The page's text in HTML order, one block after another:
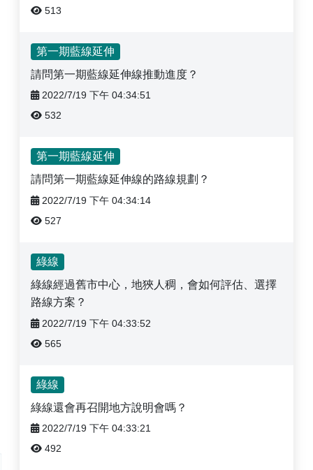
常見問題-列表
513
第一期藍線延伸
請問第一期藍線延伸線推動進度？
2022/7/19 下午 04:34:51
532
第一期藍線延伸
請問第一期藍線延伸線的路線規劃？
2022/7/19 下午 04:34:14
527
綠線
綠線經過舊市中心，地狹人稠，會如何評估、選擇
路線方案？
2022/7/19 下午 04:33:52
565
綠線
綠線還會再召開地方說明會嗎？
2022/7/19 下午 04:33:21
492